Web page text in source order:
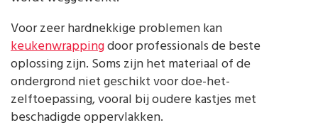
Voor zeer hardnekkige problemen kan
keukenwrappingdoor professionals de beste
oplossing zijn. Soms zijn het materiaal of de
ondergrond niet geschikt voor doe-het-
zelftoepassing, vooral bij oudere kastjes met
beschadigde oppervlakken.